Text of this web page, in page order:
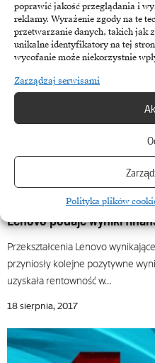
poprawić jakość przeglądania i
reklamy. Wyrażenie zgody na te
przetwarzanie danych, takich jak
unikalne identyfikatory na tej
wycofanie może niekorzystnie
Zarządzaj serwisami
Polityka plików
Lenovo podaje wyniki
Przekształcenia Lenovo
przyniosły kolejne pozytywne
uzyskała rentowność w…
18 sierpnia, 2017